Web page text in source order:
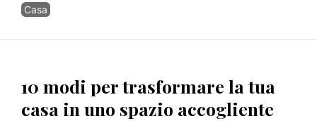
Categorie
Casa
10 modi per trasformare la tua
casa in uno spazio accogliente